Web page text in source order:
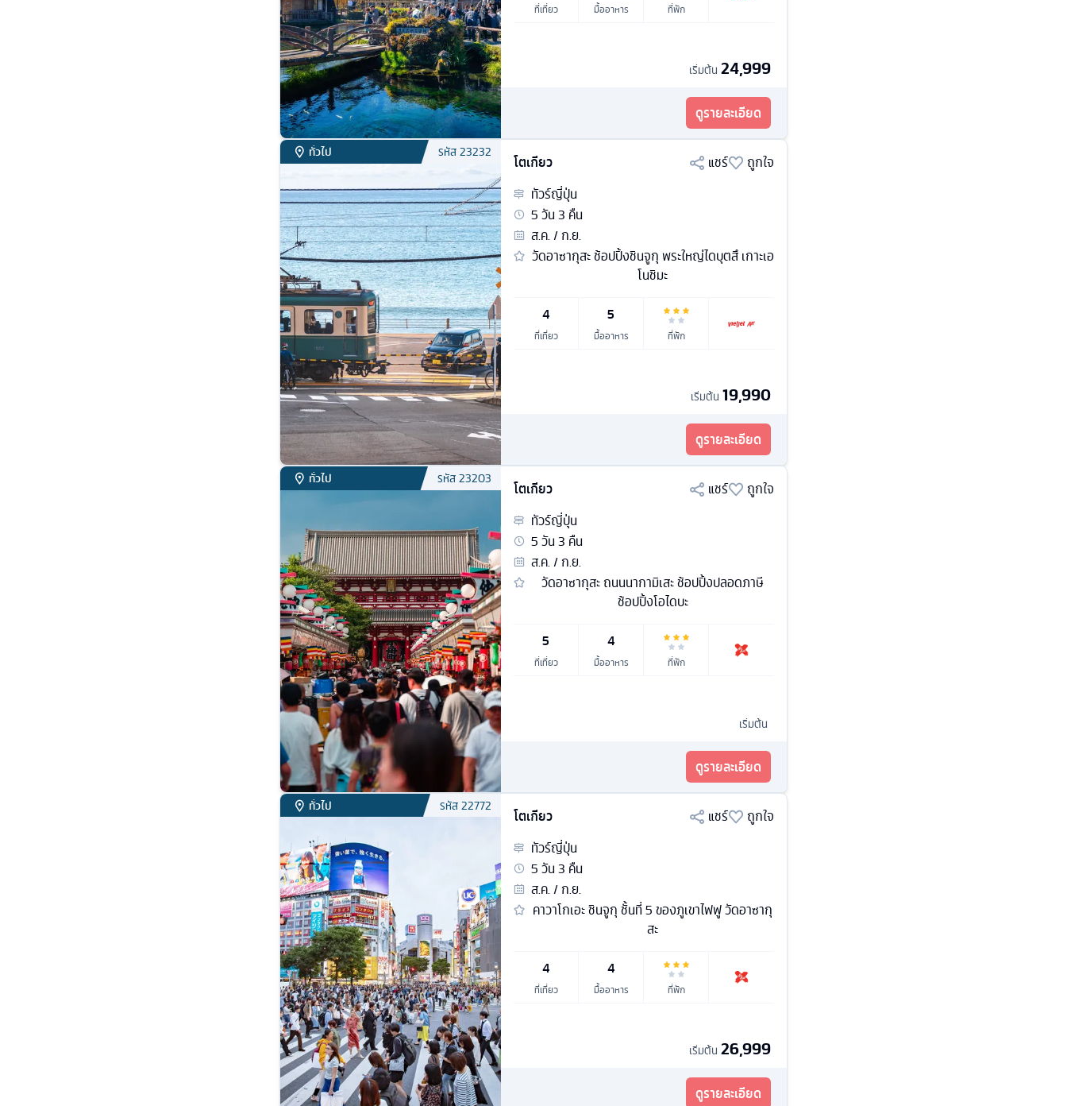
ที่เที่ยว มื้ออาหาร ที่พัก
เริ่มต้น 24,999
ดูรายละเอียด
ทั่วไป รหัส23232
โตเกียว แชร์
ถูกใจ
ทัวร์ญี่ปุ่น
5วัน3 คืน
ส.ค. / ก.ย.
วัดอาซากุสะ ช้อปปิ้งชินจูกุ พระใหญ่ไดบุตสึ เกาะเอ
โนชิมะ
4
ที่เที่ยว
5
มื้ออาหาร ที่พัก
เริ่มต้น 19,990
ดูรายละเอียด
ทั่วไป รหัส23203
โตเกียว แชร์
ถูกใจ
ทัวร์ญี่ปุ่น
5วัน3 คืน
ส.ค. / ก.ย.
วัดอาซากุสะ ถนนนากามิเสะ ช้อปปิ้งปลอดภาษี
ช้อปปิ้งโอไดบะ
5
ที่เที่ยว
4
มื้ออาหาร ที่พัก
เริ่มต้น
ดูรายละเอียด
ทั่วไป รหัส22772
โตเกียว แชร์
ถูกใจ
ทัวร์ญี่ปุ่น
5วัน3 คืน
ส.ค. / ก.ย.
คาวาโกเอะ ชินจูกุ ชั้นที่ 5 ของภูเขาไฟฟู วัดอาซากุ
สะ
4
ที่เที่ยว
4
มื้ออาหาร ที่พัก
เริ่มต้น 26,999
ดูรายละเอียด